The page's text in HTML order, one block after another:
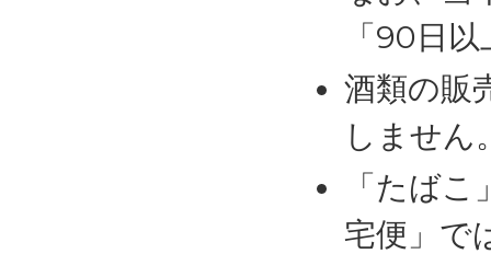
「90日
酒類の販
しません
「たば
宅便」で